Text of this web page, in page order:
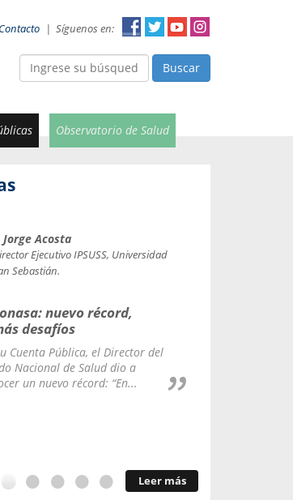
Contacto | Síguenos en:
Buscar
Observatorio de Salud
Jorge Acosta
Ejecutivo IPSUSS, Universidad
Sebastián.
nuevo récord,
desafíos
Cuenta Pública, el Director del
Nacional de Salud dio a
un nuevo récord: “En...
Leer más